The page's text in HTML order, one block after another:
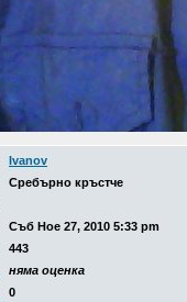
Ivanov
Сребърно кръстче
Съб Ное 27, 2010 5:33 pm
443
няма оценка
0